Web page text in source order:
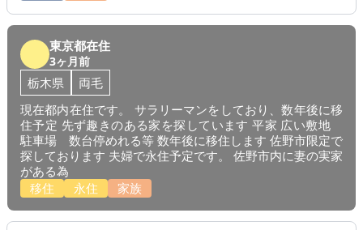
東京都在住
3ヶ月前
栃木県
両毛
現在都内在住です。 サラリーマンをしており、数年後に移
住予定 先ず趣きのある家を探しています 平家 広い敷地
駐車場 数台停めれる等 数年後に移住します 佐野市限定で
探しております 夫婦で永住予定です。 佐野市内に妻の実家
がある為
移住
永住 家族